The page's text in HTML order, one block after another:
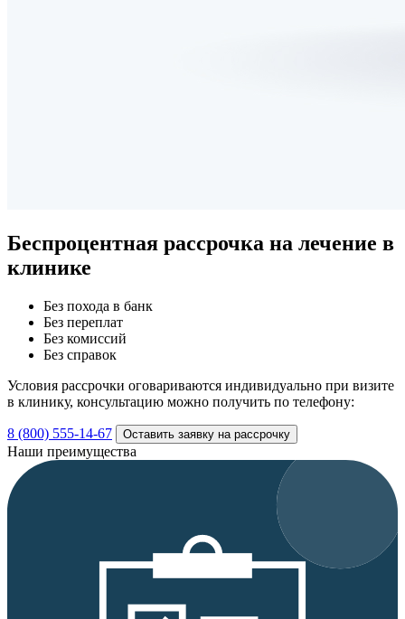
Беспроцентная рассрочка на лечение в
клинике
Без похода в банк
Без переплат
Без комиссий
Без справок
Условия рассрочки оговариваются индивидуально при визите
в клинику, консультацию можно получить по телефону:
8 (800) 555-14-67 Оставить заявку на рассрочку
Наши преимущества